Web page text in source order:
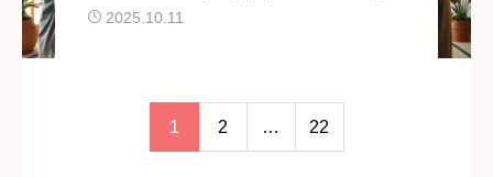
2025.10.11
1 2 … 22